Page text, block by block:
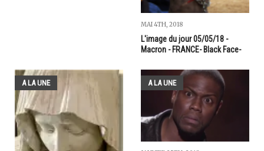
MAI 4TH, 2018
L'image du jour 05/05/18 -
Macron - FRANCE- Black Face-
A LA UNE A LA UNE